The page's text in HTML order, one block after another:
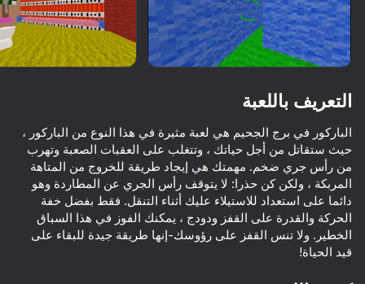
العب
82
التعريف باللعبة
الباركور في برج الجحيم هي لعبة مثيرة في هذا النوع من الباركور ،
حيث ستقاتل من أجل حياتك ، وتتغلب على العقبات الصعبة وتهرب
من رأس جري ضخم. مهمتك هي إيجاد طريقة للخروج من المتاهة
المربكة ، ولكن كن حذرا: لا يتوقف رأس الجري عن المطاردة وهو
دائما على استعداد للاستيلاء عليك أثناء التنقل. فقط بفضل خفة
الحركة والقدرة على القفز ودودج ، يمكنك الفوز في هذا السباق
الخطير. ولا تنس القفز على رؤوسك-إنها طريقة جيدة للبقاء على
قيد الحياة!